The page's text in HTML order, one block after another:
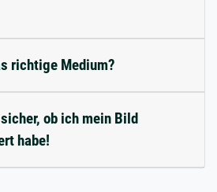
richtige Medium?
ob ich mein Bild
habe!